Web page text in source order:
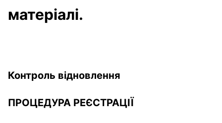
матеріалі.
Контроль відновлення
ПРОЦЕДУРА РЕЄСТРАЦІЇ